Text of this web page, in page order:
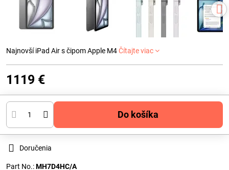
Najnovší iPad Air s čipom Apple M4Čítajte viac
1119 €
Do košíka
Doručenia
Part No.:MH7D4HC/A